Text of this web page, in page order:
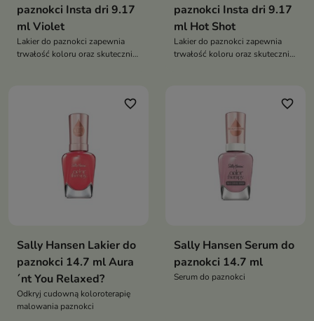
paznokci Insta dri 9.17
ml Violet
Lakier do paznokci zapewnia
trwałość koloru oraz skutecznie
paznokci Insta dri 9.17
ml Hot Shot
Lakier do paznokci zapewnia
trwałość koloru oraz skutecznie
favorite_border
Sally Hansen Lakier do
paznokci 14.7 ml Aura
´nt You Relaxed?
Odkryj cudowną koloroterapię
malowania paznokci
favorite_border
Sally Hansen Serum do
paznokci 14.7 ml
Serum do paznokci